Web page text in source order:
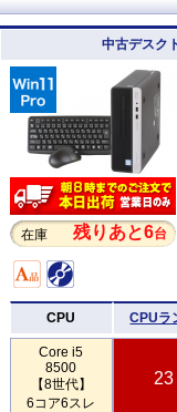
中古デスク
在庫 残りあと6台
CPU CPUラ
Core i5
8500
【8世代】
6コア6スレ
23